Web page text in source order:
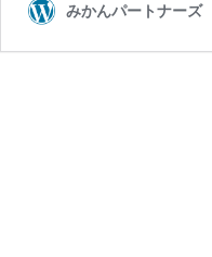
みかんパートナーズ